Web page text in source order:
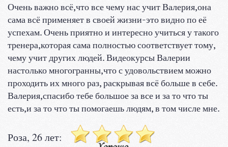
Очень важно всё,что все чему нас учит Валерия,она
сама всё применяет в своей жизни-это видно по её
успехам. Очень приятно и интересно учиться у такого
тренера,которая сама полностью соответствует тому,
чему учит других людей. Видеокурсы Валерии
настолько многогранны,что с удовольствием можно
проходить их много раз, раскрывая всё больше в себе.
Валерия,спасибо тебе большое за все и за то что ты
есть,и за то что ты помогаешь людям, в том числе мне.
Роза, 26 лет: